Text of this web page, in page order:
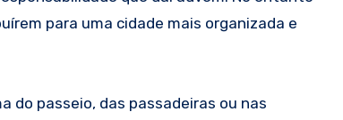
para uma cidade mais organizada e
do passeio, das passadeiras ou nas